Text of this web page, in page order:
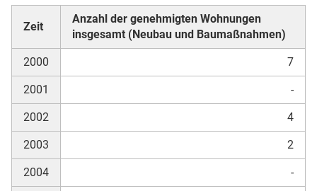
Zeit
Anzahl der genehmigten Wohnungen
insgesamt (Neubau und Baumaßnahmen)
2000 7
2001 -
2002 4
2003 2
2004 -